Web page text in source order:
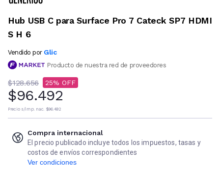
Hub USB C para Surface Pro 7 Cateck SP7 HDMI
S H 6
Vendido por Glic
Producto de nuestra red de proveedores
$128.656 25
$96.492
Precio s/imp. nac. $96.492
Compra internacional
El precio publicado incluye todos los impuestos, tasas y
costos de envíos correspondientes
Ver condiciones